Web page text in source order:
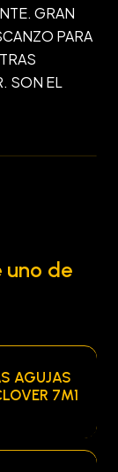
GRAN
PARA
SON EL
uno de
AGUJAS
7M1